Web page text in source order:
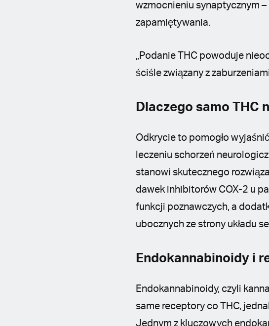
wzmocnieniu synaptycznym
zapamiętywania.
„Podanie THC powoduje
ściśle związany z
Dlaczego samo THC
Odkrycie to pomogło
leczeniu schorzeń
stanowi skutecznego
dawek inhibitorów COX-2 u
funkcji poznawczych, a
ubocznych ze strony układu
Endokannabinoidy i
Endokannabinoidy, czyli
same receptory co THC,
Jednym z kluczowych